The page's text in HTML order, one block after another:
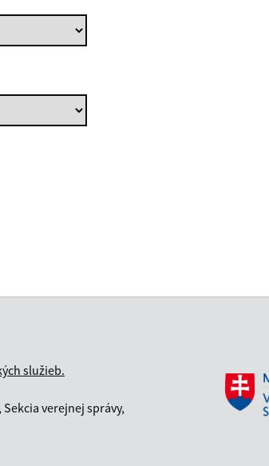
služieb.
verejnej správy,